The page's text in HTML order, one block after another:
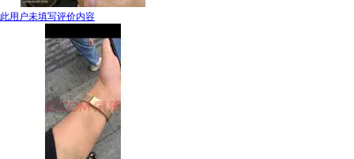
此用户未填写评价内容